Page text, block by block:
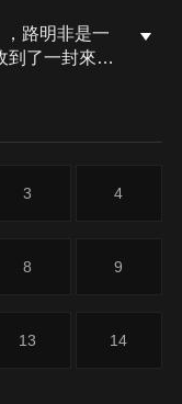
路明非是一
到了一封來自
——因為他未
3 4
8 9
13 14